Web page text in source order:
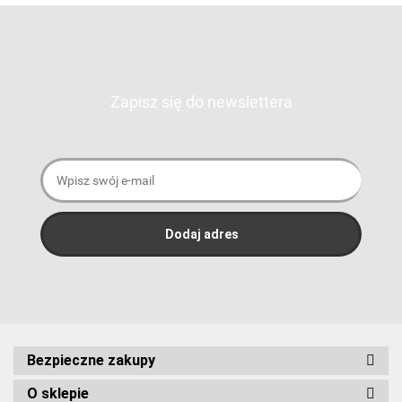
Zapisz się do newslettera
Bezpieczne zakupy
O sklepie